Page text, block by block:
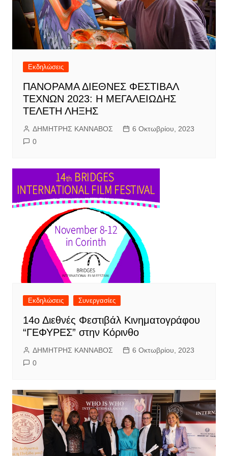
Εκδηλώσεις
ΠΑΝΟΡΑΜΑ ΔΙΕΘΝΕΣ ΦΕΣΤΙΒΑΛ
ΤΕΧΝΩΝ 2023: Η ΜΕΓΑΛΕΙΩΔΗΣ
ΤΕΛΕΤΗ ΛΗΞΗΣ
ΔΗΜΗΤΡΗΣ ΚΑΝΝΑΒΟΣ
6 Οκτωβρίου, 2023
0
Εκδηλώσεις Συνεργασίες
14ο Διεθνές Φεστιβάλ Κινηματογράφου
“ΓΕΦΥΡΕΣ” στην Κόρινθο
ΔΗΜΗΤΡΗΣ ΚΑΝΝΑΒΟΣ
6 Οκτωβρίου, 2023
0